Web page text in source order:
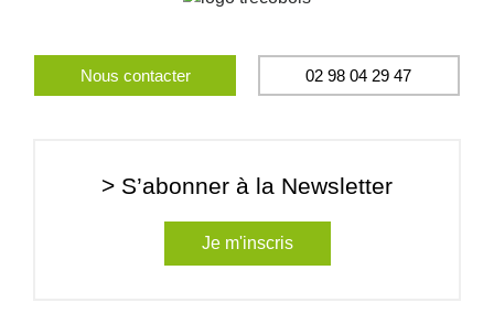
Nous contacter 02 98 04 29 47
> S’abonner à la Newsletter
Je m'inscris